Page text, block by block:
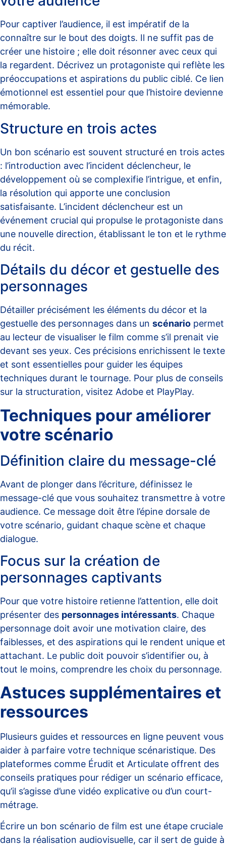
Pour captiver l’audience, il est impératif de la
connaître sur le bout des doigts. Il ne suffit pas de
créer une histoire ; elle doit résonner avec ceux qui
la regardent. Décrivez un protagoniste qui reflète les
préoccupations et aspirations du public ciblé. Ce lien
émotionnel est essentiel pour que l’histoire devienne
mémorable.
Structure en trois actes
Un bon scénario est souvent structuré en trois actes
: l’introduction avec l’incident déclencheur, le
développement où se complexifie l’intrigue, et enfin,
la résolution qui apporte une conclusion
satisfaisante. L’incident déclencheur est un
événement crucial qui propulse le protagoniste dans
une nouvelle direction, établissant le ton et le rythme
du récit.
Détails du décor et gestuelle des
personnages
Détailler précisément les éléments du décor et la
gestuelle des personnages dans un scénario permet
au lecteur de visualiser le film comme s’il prenait vie
devant ses yeux. Ces précisions enrichissent le texte
et sont essentielles pour guider les équipes
techniques durant le tournage. Pour plus de conseils
sur la structuration, visitez Adobe et PlayPlay.
Techniques pour améliorer
votre scénario
Définition claire du message-clé
Avant de plonger dans l’écriture, définissez le
message-clé que vous souhaitez transmettre à votre
audience. Ce message doit être l’épine dorsale de
votre scénario, guidant chaque scène et chaque
dialogue.
Focus sur la création de
personnages captivants
Pour que votre histoire retienne l’attention, elle doit
présenter des personnages intéressants. Chaque
personnage doit avoir une motivation claire, des
faiblesses, et des aspirations qui le rendent unique et
attachant. Le public doit pouvoir s’identifier ou, à
tout le moins, comprendre les choix du personnage.
Astuces supplémentaires et
ressources
Plusieurs guides et ressources en ligne peuvent vous
aider à parfaire votre technique scénaristique. Des
plateformes comme Érudit et Articulate offrent des
conseils pratiques pour rédiger un scénario efficace,
qu’il s’agisse d’une vidéo explicative ou d’un court-
métrage.
Écrire un bon scénario de film est une étape cruciale
dans la réalisation audiovisuelle, car il sert de guide à